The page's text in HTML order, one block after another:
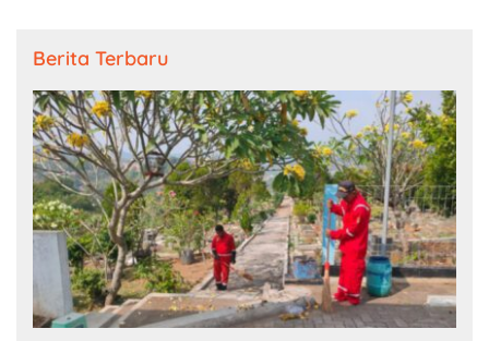
Berita Terbaru